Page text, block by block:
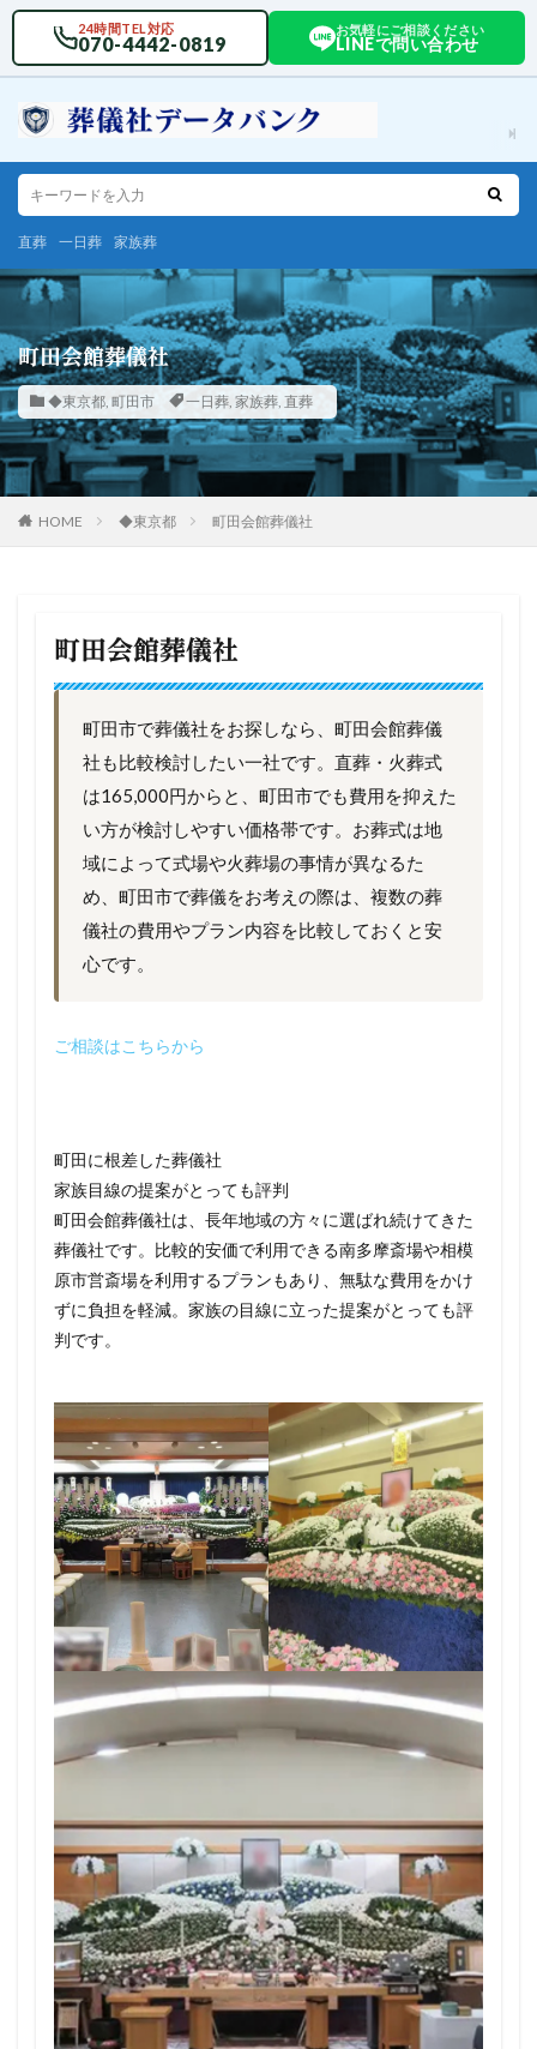
24時間TEL対応
070-4442-0819
お気軽にご相談ください
LINEで問い合わせ
直葬 一日葬 家族葬
町田会館葬儀社
◆東京都, 町田市 一日葬, 家族葬, 直葬
HOME ◆東京都 町田会館葬儀社
町田会館葬儀社
町田市で葬儀社をお探しなら、町田会館葬儀
社も比較検討したい一社です。直葬・火葬式
は165,000円からと、町田市でも費用を抑えた
い方が検討しやすい価格帯です。お葬式は地
域によって式場や火葬場の事情が異なるた
め、町田市で葬儀をお考えの際は、複数の葬
儀社の費用やプラン内容を比較しておくと安
心です。
ご相談はこちらから
町田に根差した葬儀社
家族目線の提案がとっても評判
町田会館葬儀社は、長年地域の方々に選ばれ続けてきた
葬儀社です。比較的安価で利用できる南多摩斎場や相模
原市営斎場を利用するプランもあり、無駄な費用をかけ
ずに負担を軽減。家族の目線に立った提案がとっても評
判です。